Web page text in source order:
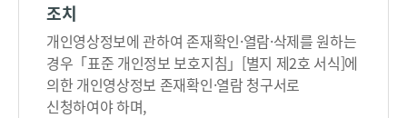
조치
개인영상정보에 관하여 존재확인·열람·삭제를 원하는
경우「표준 개인정보 보호지침」[별지 제2호 서식]에
의한 개인영상정보 존재확인·열람 청구서로
신청하여야 하며,